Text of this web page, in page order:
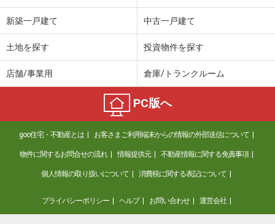
新築一戸建て 中古一戸建て
土地を探す 投資物件を探す
店舗/事業用 倉庫/トランクルーム
PC版へ
goo住宅・不動産とは お客さまご利用端末からの情報の外部送信について
物件に関するお問合せの流れ 情報提供元 不動産情報に関する免責事項
個人情報の取り扱いについて 消費税に関する表記について
プライバシーポリシー ヘルプ お問い合わせ 運営会社